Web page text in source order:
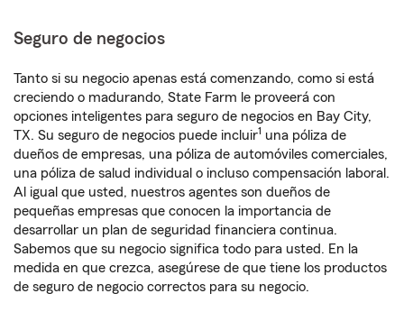
Seguro de negocios
Tanto si su negocio apenas está comenzando, como si está
creciendo o madurando, State Farm le proveerá con
opciones inteligentes para seguro de negocios en Bay City,
TX. Su seguro de negocios puede incluir1 una póliza de
dueños de empresas, una póliza de automóviles comerciales,
una póliza de salud individual o incluso compensación laboral.
Al igual que usted, nuestros agentes son dueños de
pequeñas empresas que conocen la importancia de
desarrollar un plan de seguridad financiera continua.
Sabemos que su negocio significa todo para usted. En la
medida en que crezca, asegúrese de que tiene los productos
de seguro de negocio correctos para su negocio.